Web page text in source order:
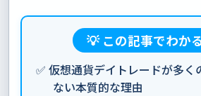
💡 この記事でわか
✅ 仮想通貨デイトレードが多く
ない本質的な理由